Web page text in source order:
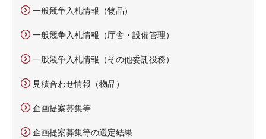
一般競争入札情報（物品）
一般競争入札情報（庁舎・設備管理）
一般競争入札情報（その他委託役務）
見積合わせ情報（物品）
企画提案募集等
企画提案募集等の選定結果